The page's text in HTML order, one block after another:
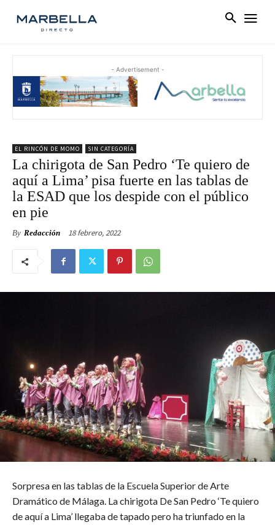
- Advertisement -
EL RINCÓN DE MOMO SIN CATEGORÍA
La chirigota de San Pedro ‘Te quiero de
aquí a Lima’ pisa fuerte en las tablas de
la ESAD que los despide con el público
en pie
By Redacción 18 febrero, 2022
Sorpresa en las tablas de la Escuela Superior de Arte
Dramático de Málaga. La chirigota De San Pedro ‘Te quiero
de aquí a Lima’ llegaba de tapado pero ha triunfado en la